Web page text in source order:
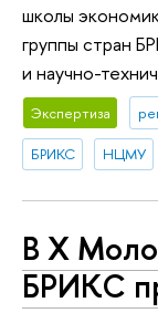
школы
группы стран
и научно-
Экспертиза
БРИКС НЦМУ
В X
БРИКС